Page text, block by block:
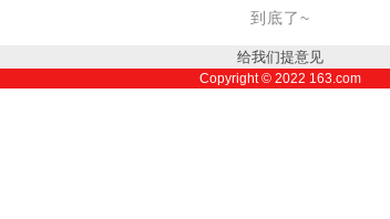
到底了~
给我们提意见
Copyright © 2022 163.com